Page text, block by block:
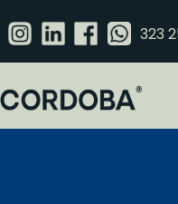
323